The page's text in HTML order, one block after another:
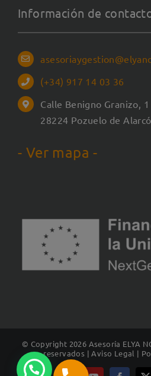
Información de
(+34) 917 14 03 36
Calle Benigno Granizo, 1
28224 Pozuelo de
- Ver mapa -
© Copyright 2026 Asesoría ELYA
reservados |Aviso Legal |